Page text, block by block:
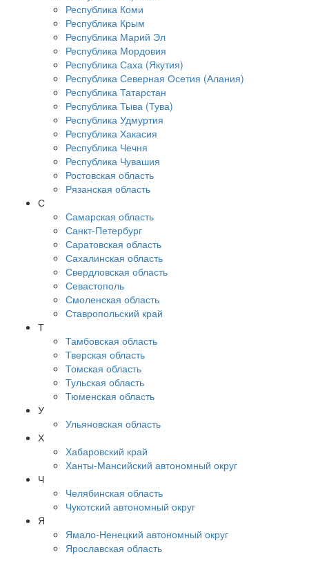
Республика Коми
Республика Крым
Республика Марий Эл
Республика Мордовия
Республика Саха (Якутия)
Республика Северная Осетия (Алания)
Республика Татарстан
Республика Тыва (Тува)
Республика Удмуртия
Республика Хакасия
Республика Чечня
Республика Чувашия
Ростовская область
Рязанская область
С
Самарская область
Санкт-Петербург
Саратовская область
Сахалинская область
Свердловская область
Севастополь
Смоленская область
Ставропольский край
Т
Тамбовская область
Тверская область
Томская область
Тульская область
Тюменская область
У
Ульяновская область
Х
Хабаровский край
Ханты-Мансийский автономный округ
Ч
Челябинская область
Чукотский автономный округ
Я
Ямало-Ненецкий автономный округ
Ярославская область